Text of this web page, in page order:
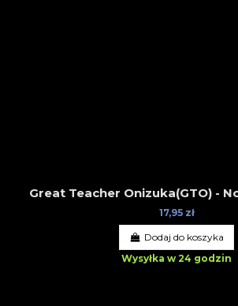
Great Teacher Onizuka(GTO) -
17,95 zł
Dodaj do koszyka
Wysyłka w 24 godzin